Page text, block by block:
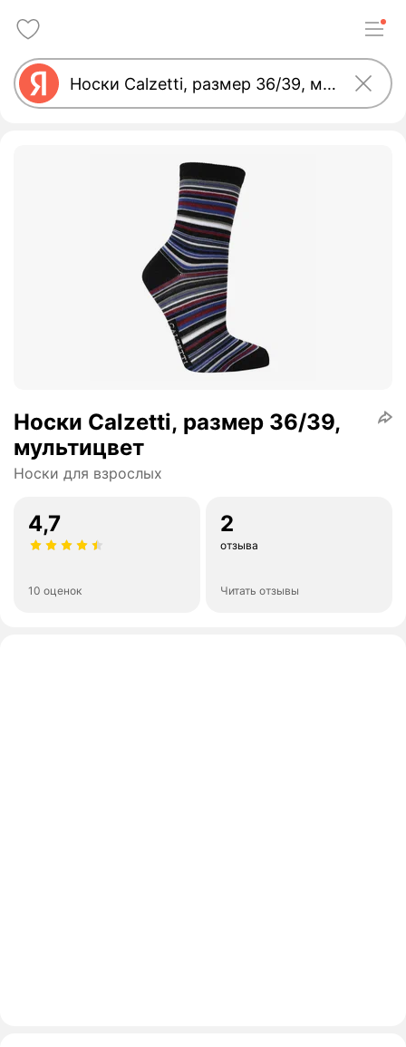
Носки Calzetti, размер 36/39,
мультицвет
Носки для взрослых
4,7
10 оценок
2
отзыва
Читать отзывы